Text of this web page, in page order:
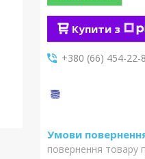
Купити з
+380 (66) 454-22-
повернення товару